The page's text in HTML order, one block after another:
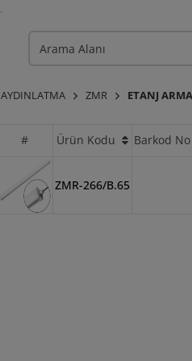
AYDINLATMA ZMR ETANJ
# Ürün Kodu Barkod No
ZMR-266/B.65